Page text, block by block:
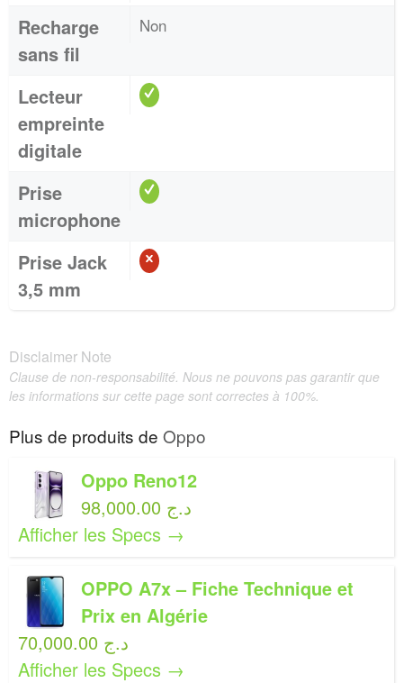
Recharge
sans fil
Non
Lecteur
empreinte
digitale
Prise
microphone
Prise Jack
3,5 mm
Disclaimer Note
Clause de non-responsabilité. Nous ne pouvons pas garantir que
les informations sur cette page sont correctes à 100%.
Plus de produits de Oppo
Oppo Reno12
98,000.00 د.ج
Afficher les Specs →
OPPO A7x – Fiche Technique et
Prix en Algérie
70,000.00 د.ج
Afficher les Specs →